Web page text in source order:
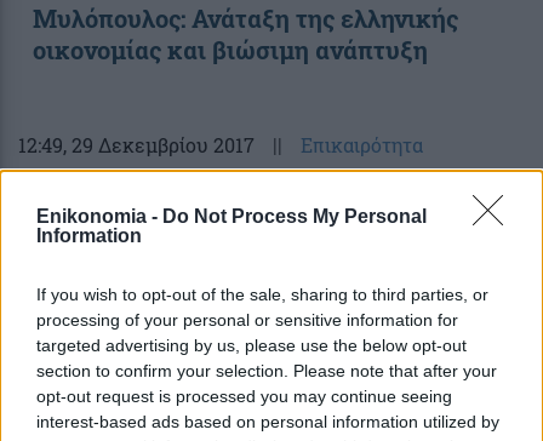
Enikonomia - Do Not Process My Personal
Information
If you wish to opt-out of the sale, sharing to third parties, or
processing of your personal or sensitive information for
targeted advertising by us, please use the below opt-out
section to confirm your selection. Please note that after your
opt-out request is processed you may continue seeing
interest-based ads based on personal information utilized by
Μυλόπουλος: Ανάταξη της ελληνικής
οικονομίας και βιώσιμη ανάπτυξη
12:49, 29 Δεκεμβρίου 2017 || Επικαιρότητα